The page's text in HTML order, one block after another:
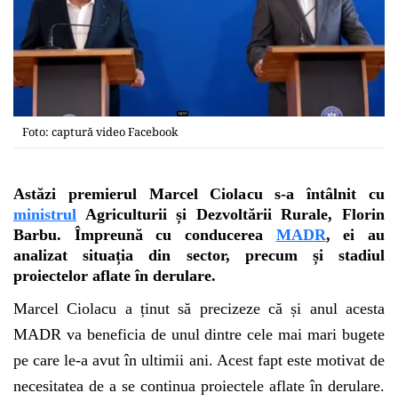
Foto: captură video Facebook
Astăzi premierul Marcel Ciolacu s-a întâlnit cu
ministrul Agriculturii și Dezvoltării Rurale, Florin
Barbu. Împreună cu conducerea MADR, ei au
analizat situația din sector, precum și stadiul
proiectelor aflate în derulare.
Marcel Ciolacu a ținut să precizeze că și anul acesta
MADR va beneficia de unul dintre cele mai mari bugete
pe care le-a avut în ultimii ani. Acest fapt este motivat de
necesitatea de a se continua proiectele aflate în derulare.